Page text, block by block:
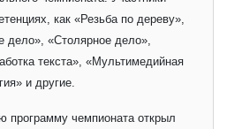
как «Резьба по дереву»,
дело», «Столярное дело»,
текста», «Мультимедийная
и другие.
чемпионата открыл